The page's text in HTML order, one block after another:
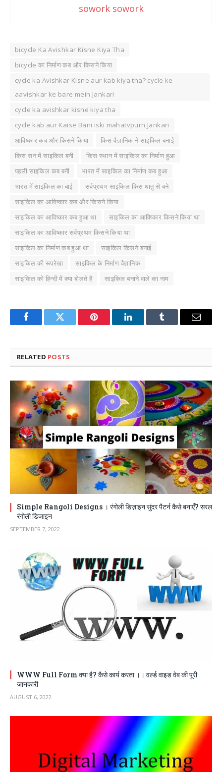
sowork sowork
bicycle Ka Avishkar Kisne Kiya Tha
bicycle का निर्माण कब और किसने किया
cycle ka Avishkar Kisne aur kab kiya tha? cycle ke
aavishkar ke bare mein Jankari
cycle ka avishkar kisne kiya tha
cycle kab aur Kaise Bani iski mahatvpurn Jankari
आविष्कार कब और किसने किया
किस वैज्ञानिक ने साइकिल बनाई
किस सन में साइकिल बनी
किस स्थान में साइकिल का निर्माण हुआ
पहली साइकिल कब बनी
भारत में साइकिल का निर्माण कब हुआ
भारत में साइकिल का बाई
सर्वप्रथम साइकिल किस धातु से बने
साइकिल का आविष्कार कब और किसने किया
साइकिल का आविष्कार कब हुआ था
साइकिल का आविष्कार किसने किया था
साइकिल का आविष्कार सर्वप्रथम किसने किया था
साइकिल का निर्माण कब हुआ था
साइकिल किसने बनाई
साइकिल की रूपरेखा
साइकिल के निर्माण वैज्ञानिक
साइकिल को हिन्दी में क्या बोलते हैं
साइकिल बनाने वाले का नाम
FacebookTwitter Pinterest LinkedInTumblr Email
RELATED POSTS
Simple Rangoli Designs । रंगोली डिज़ाइन सुंदर पैटर्न कैसे बनाएँ? सरल
रंगोली डिजाइन
SEPTEMBER 7, 2022
WWW Full Form क्या है? कैसे कार्य करता ।। वर्ल्ड वाइड वेब की पूरी
जानकारी
AUGUST 6, 2022